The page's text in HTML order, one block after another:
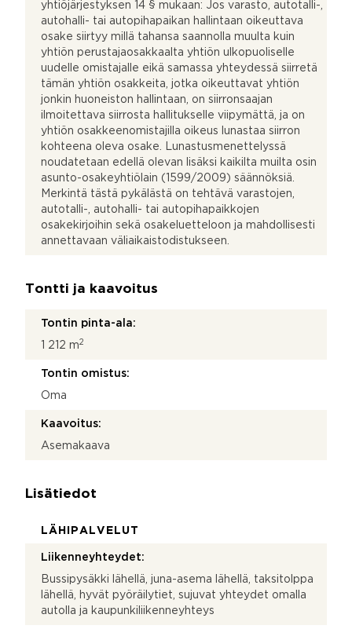
yhtiöjärjestyksen 14 § mukaan: Jos varasto, autotalli-,
autohalli- tai autopihapaikan hallintaan oikeuttava
osake siirtyy millä tahansa saannolla muulta kuin
yhtiön perustajaosakkaalta yhtiön ulkopuoliselle
uudelle omistajalle eikä samassa yhteydessä siirretä
tämän yhtiön osakkeita, jotka oikeuttavat yhtiön
jonkin huoneiston hallintaan, on siirronsaajan
ilmoitettava siirrosta hallitukselle viipymättä, ja on
yhtiön osakkeenomistajilla oikeus lunastaa siirron
kohteena oleva osake. Lunastusmenettelyssä
noudatetaan edellä olevan lisäksi kaikilta muilta osin
asunto-osakeyhtiölain (1599/2009) säännöksiä.
Merkintä tästä pykälästä on tehtävä varastojen,
autotalli-, autohalli- tai autopihapaikkojen
osakekirjoihin sekä osakeluetteloon ja mahdollisesti
annettavaan väliaikaistodistukseen.
Tontti ja kaavoitus
Tontin pinta-ala:
1 212 m2
Tontin omistus:
Oma
Kaavoitus:
Asemakaava
Lisätiedot
LÄHIPALVELUT
Liikenneyhteydet:
Bussipysäkki lähellä, juna-asema lähellä, taksitolppa
lähellä, hyvät pyöräilytiet, sujuvat yhteydet omalla
autolla ja kaupunkiliikenneyhteys